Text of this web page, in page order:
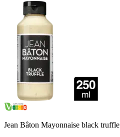
Jean Bâton Mayonnaise black truffle